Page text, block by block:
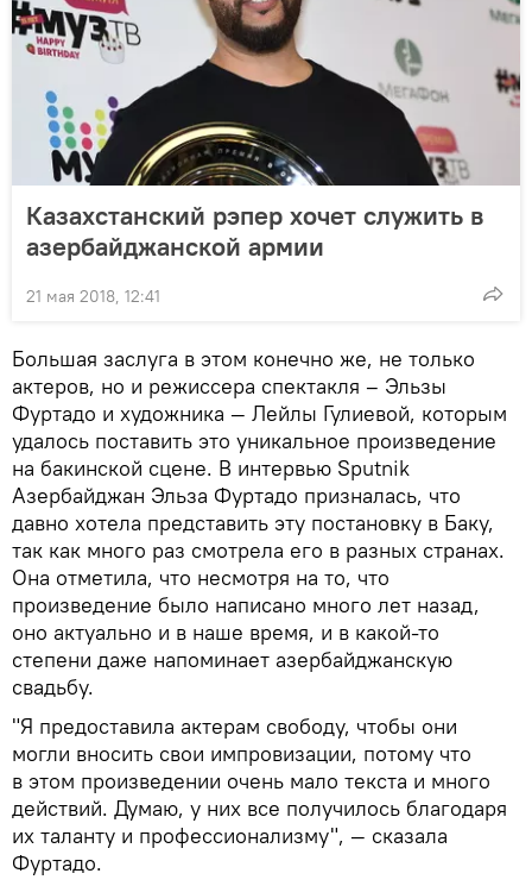
Казахстанский рэпер хочет служить в
азербайджанской армии
21 мая 2018, 12:41
Большая заслуга в этом конечно же, не только
актеров, но и режиссера спектакля – Эльзы
Фуртадо и художника — Лейлы Гулиевой, которым
удалось поставить это уникальное произведение
на бакинской сцене. В интервью Sputnik
Азербайджан Эльза Фуртадо призналась, что
давно хотела представить эту постановку в Баку,
так как много раз смотрела его в разных странах.
Она отметила, что несмотря на то, что
произведение было написано много лет назад,
оно актуально и в наше время, и в какой-то
степени даже напоминает азербайджанскую
свадьбу.
"Я предоставила актерам свободу, чтобы они
могли вносить свои импровизации, потому что
в этом произведении очень мало текста и много
действий. Думаю, у них все получилось благодаря
их таланту и профессионализму", — сказала
Фуртадо.